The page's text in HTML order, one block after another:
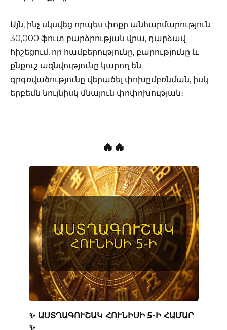
Այն, ինչ սկսվեց որպես փոքր անհարմարություն
30,000 ֆուտ բարձրության վրա, դարձավ
հիշեցում, որ համբերությունը, բարությունը և
քնքուշ ազնվությունը կարող են
գրգռվածությունը վերածել փոխըմբռնման, իսկ
երբեմն նույնիսկ մնայուն փոփոխության։
🔥🔥
✨ ԱՍՏՂԱԳՈՒՇԱԿ ՀՈՒՆԻՍԻ 5-Ի ՀԱՄԱՐ
✨